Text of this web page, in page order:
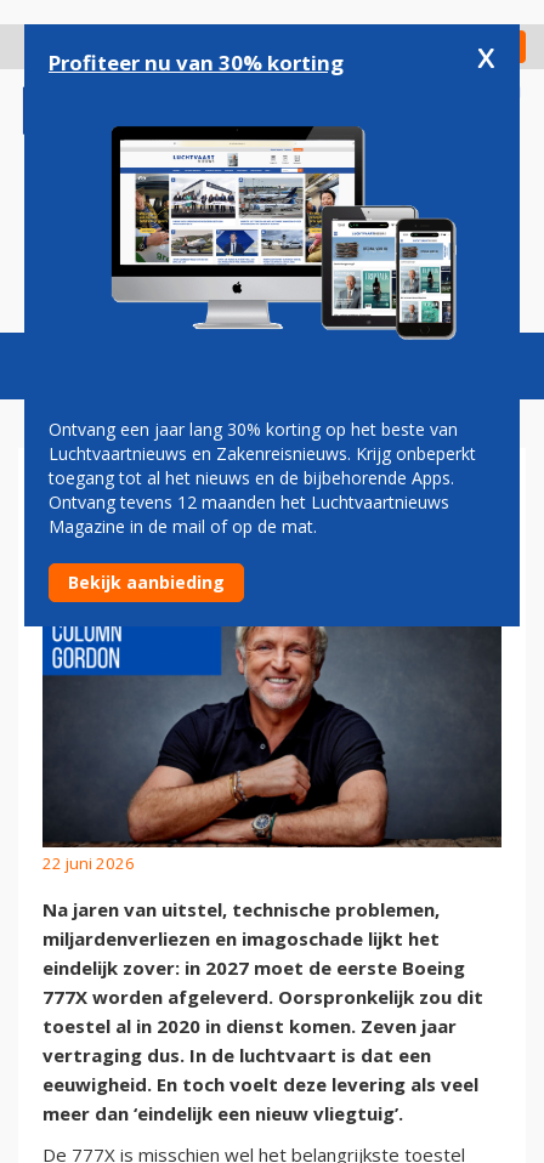
gaan
Check in
Magazine Podcasts Vacatures
DE COMEBACK VAN EEN
LUCHTREUS
22 juni 2026
Na jaren van uitstel, technische problemen,
miljardenverliezen en imagoschade lijkt het
eindelijk zover: in 2027 moet de eerste Boeing
777X worden afgeleverd. Oorspronkelijk zou dit
toestel al in 2020 in dienst komen. Zeven jaar
vertraging dus. In de luchtvaart is dat een
eeuwigheid. En toch voelt deze levering als veel
meer dan ‘eindelijk een nieuw vliegtuig’.
De 777X is misschien wel het belangrijkste toestel
Profiteer nu van 30% korting x
Ontvang een jaar lang 30% korting op het beste van
Luchtvaartnieuws en Zakenreisnieuws. Krijg onbeperkt
toegang tot al het nieuws en de bijbehorende Apps.
Ontvang tevens 12 maanden het Luchtvaartnieuws
Magazine in de mail of op de mat.
Bekijk aanbieding